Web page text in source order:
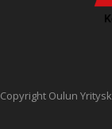
Copyright Oulun